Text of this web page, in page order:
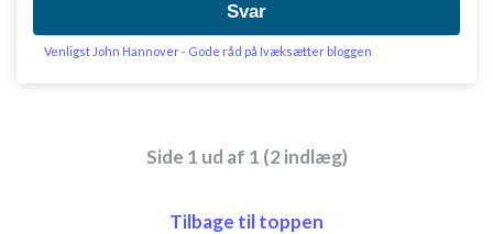
Svar
Venligst John Hannover - Gode råd på Ivæksætter bloggen
Side 1 ud af 1 (2 indlæg)
Tilbage til toppen